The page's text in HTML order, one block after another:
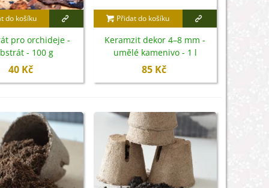
do košíku
pro orchideje -
- 100 g
40 Kč
Přidat do košíku
Keramzit dekor 4–8 mm -
umělé kamenivo - 1 l
85 Kč